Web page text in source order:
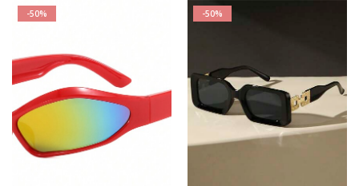
-50% -50%